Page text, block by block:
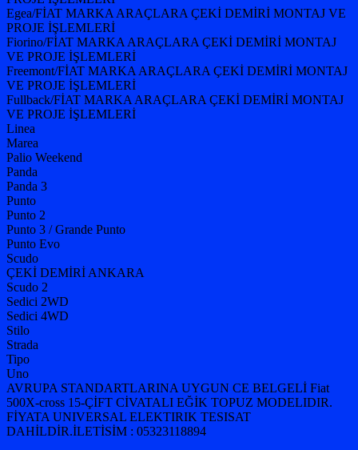
Egea/FİAT MARKA ARAÇLARA ÇEKİ DEMİRİ MONTAJ VE
PROJE İŞLEMLERİ
Fiorino/FİAT MARKA ARAÇLARA ÇEKİ DEMİRİ MONTAJ
VE PROJE İŞLEMLERİ
Freemont/FİAT MARKA ARAÇLARA ÇEKİ DEMİRİ MONTAJ
VE PROJE İŞLEMLERİ
Fullback/FİAT MARKA ARAÇLARA ÇEKİ DEMİRİ MONTAJ
VE PROJE İŞLEMLERİ
Linea
Marea
Palio Weekend
Panda
Panda 3
Punto
Punto 2
Punto 3 / Grande Punto
Punto Evo
Scudo
ÇEKİ DEMİRİ ANKARA
Scudo 2
Sedici 2WD
Sedici 4WD
Stilo
Strada
Tipo
Uno
AVRUPA STANDARTLARINA UYGUN CE BELGELİ Fiat
500X-cross 15-ÇİFT CİVATALI EĞİK TOPUZ MODELIDIR.
FİYATA UNIVERSAL ELEKTIRIK TESISAT
DAHİLDİR.İLETİSİM : 05323118894